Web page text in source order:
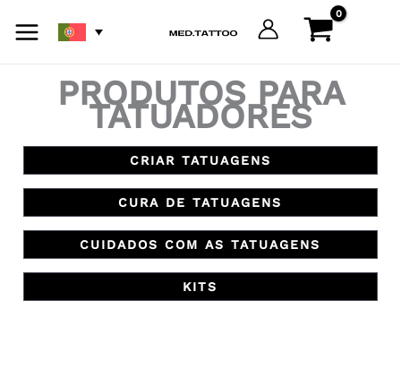
PRODUTOS PARA
TATUADORES
CRIAR TATUAGENS
CURA DE TATUAGENS
CUIDADOS COM AS TATUAGENS
KITS